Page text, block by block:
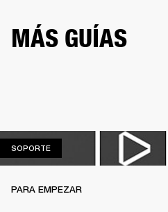
MÁS GUÍAS
SOPORTESOPORTE
PARA EMPEZAR